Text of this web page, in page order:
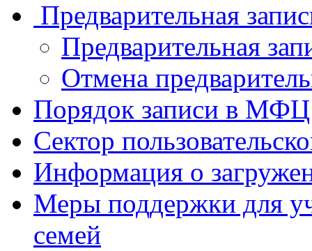
Предварительная
Предварительная
Отмена
Порядок записи в МФЦ
Сектор
Информация о
Меры поддержки для
семей